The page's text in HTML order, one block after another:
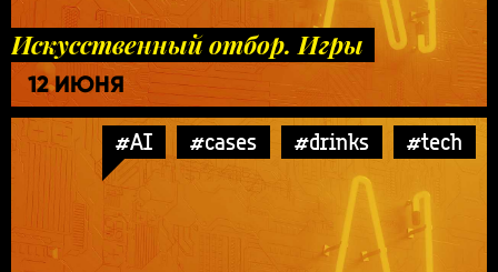
Искусственный отбор. Игры
12 ИЮНЯ
#AI #cases #drinks #tech